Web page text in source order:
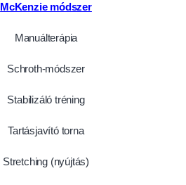
McKenzie módszer
Manuálterápia
Schroth-módszer
Stabilizáló tréning
Tartásjavító torna
Stretching (nyújtás)